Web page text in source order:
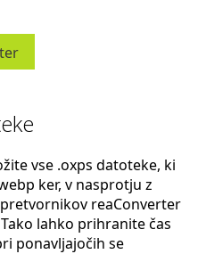
vse .oxps datoteke, ki
ker, v nasprotju z
reaConverter
lahko prihranite čas
ponavljajočih se